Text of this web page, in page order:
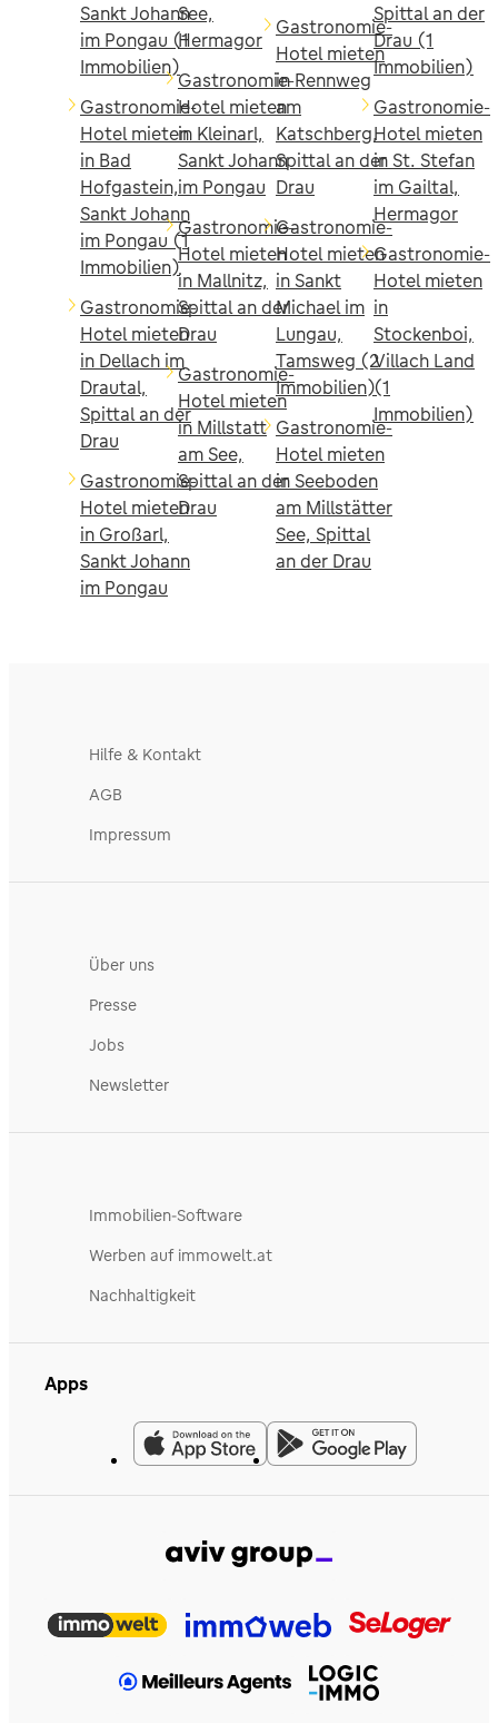
Sankt Johann
im Pongau (1
Immobilien)
Gastronomie-
Hotel mieten
in Bad
Hofgastein,
Sankt Johann
im Pongau (1
Immobilien)
Gastronomie-
Hotel mieten
in Dellach im
Drautal,
Spittal an der
Drau
Gastronomie-
Hotel mieten
in Großarl,
Sankt Johann
im Pongau
See,
Hermagor
Gastronomie-
Hotel mieten
in Kleinarl,
Sankt Johann
im Pongau
Gastronomie-
Hotel mieten
in Mallnitz,
Spittal an der
Drau
Gastronomie-
Hotel mieten
in Millstatt
am See,
Spittal an der
Drau
Gastronomie-
Hotel mieten
in Rennweg
am
Katschberg,
Spittal an der
Drau
Gastronomie-
Hotel mieten
in Sankt
Michael im
Lungau,
Tamsweg (2
Immobilien)
Gastronomie-
Hotel mieten
in Seeboden
am Millstätter
See, Spittal
an der Drau
Spittal an der
Drau (1
Immobilien)
Gastronomie-
Hotel mieten
in St. Stefan
im Gailtal,
Hermagor
Gastronomie-
Hotel mieten
in
Stockenboi,
Villach Land
(1
Immobilien)
Hilfe & Kontakt
AGB
Impressum
Über uns
Presse
Jobs
Newsletter
Immobilien-Software
Werben auf immowelt.at
Nachhaltigkeit
Apps